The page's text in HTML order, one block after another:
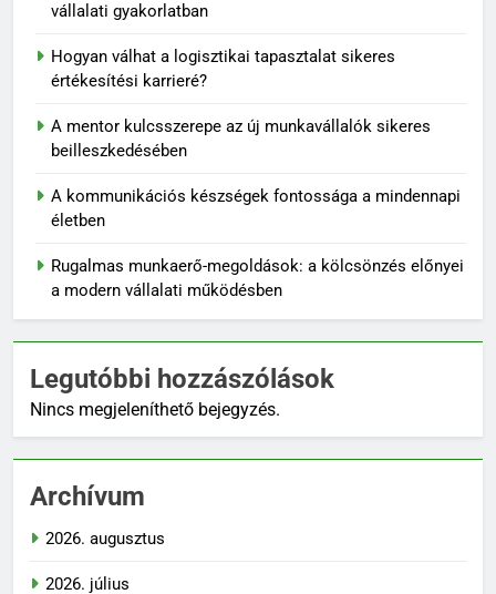
vállalati gyakorlatban
Hogyan válhat a logisztikai tapasztalat sikeres
értékesítési karrieré?
A mentor kulcsszerepe az új munkavállalók sikeres
beilleszkedésében
A kommunikációs készségek fontossága a mindennapi
életben
Rugalmas munkaerő-megoldások: a kölcsönzés előnyei
a modern vállalati működésben
Legutóbbi hozzászólások
Nincs megjeleníthető bejegyzés.
Archívum
2026. augusztus
2026. július